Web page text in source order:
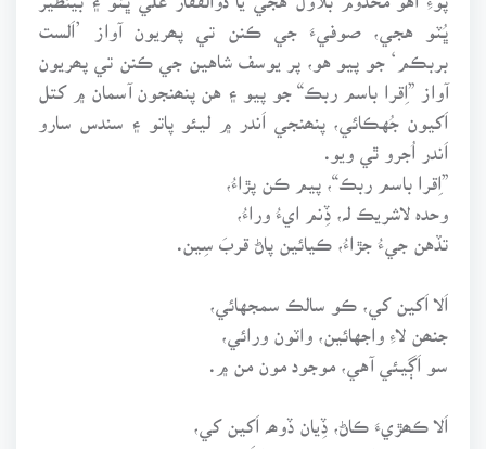
ڀُٽو هجي، صوفيءَ جي ڪنن تي پھريون آواز ’اَلست
بربڪم‘ جو پيو هو، پر يوسف شاهين جي ڪنن تي پھريون
آواز ”اِقرا باسم ربڪ“ جو پيو ۽ هن پنھنجون آسمان ۾ کتل
اَکيون جُهڪائي، پنھنجي اَندر ۾ ليئو پاتو ۽ سندس سارو
اَندر اُجرو ٿي ويو.
”اِقرا باسم ربڪ“، پيم ڪن پڙاءُ،
وحدہ لاشريڪ لہ، ڏِنم ايءُ وراءُ،
تڏهن جيءُ جڙاءُ، ڪيائين پاڻ قربَ سِين.
اَلا اَکين کي، ڪو سالڪ سمجهائي،
جنھن لاءِ واجهائين، واٽون ورائي،
سو اَڳيئي آهي، موجود مون من ۾.
اَلا ڪھڙيءَ ڪاڻ، ڏِيان ڏوھہ اَکين کي،